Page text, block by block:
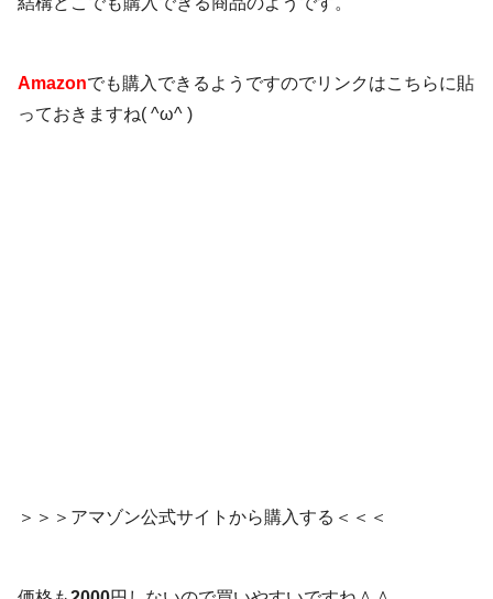
Amazonでも購入できるようですのでリンクはこちらに貼
っておきますね( ^ω^ )
＞＞＞アマゾン公式サイトから購入する＜＜＜